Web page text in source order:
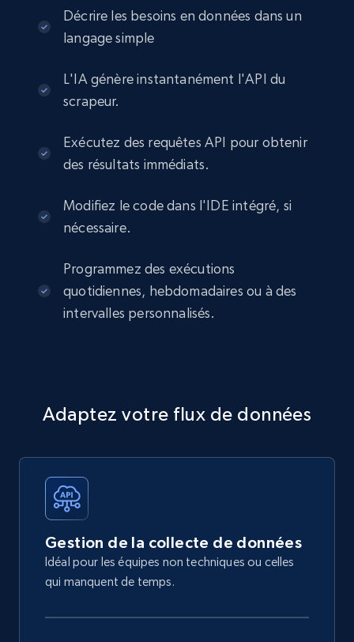
Décrire les besoins en données dans un
langage simple
L'IA génère instantanément l'API du
scrapeur.
Exécutez des requêtes API pour obtenir
des résultats immédiats.
Modifiez le code dans l'IDE intégré, si
nécessaire.
Programmez des exécutions
quotidiennes, hebdomadaires ou à des
intervalles personnalisés.
Adaptez votre flux de données
Gestion de la collecte de données
Idéal pour les équipes non techniques ou celles
qui manquent de temps.